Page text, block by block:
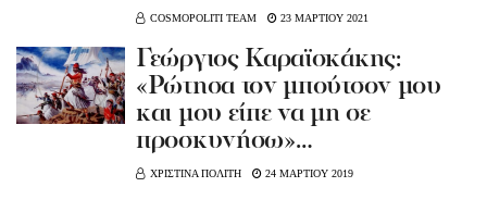
COSMOPOLITI TEAM 23 ΜΑΡΤΙΟΥ 2021
Γεώργιος Καραϊσκάκης:
«Ρώτησα τον μπούτσον μου
και μου είπε να μη σε
προσκυνήσω»…
ΧΡΙΣΤΙΝΑ ΠΟΛΙΤΗ 24 ΜΑΡΤΙΟΥ 2019